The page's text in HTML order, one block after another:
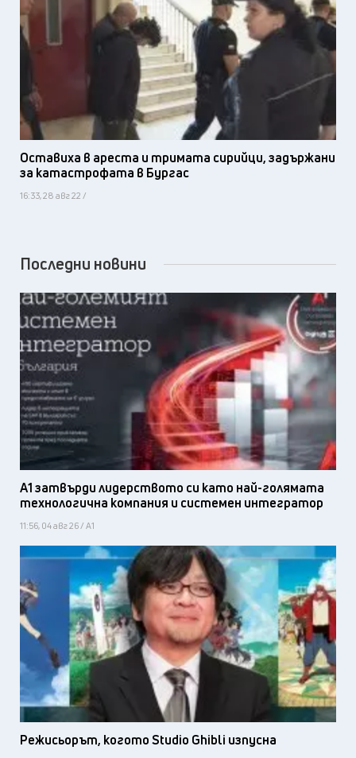
Оставиха в ареста и тримата сирийци, задържани
за катастрофата в Бургас
16:33, 28 авг 22 /
Последни новини
А1 затвърди лидерството си като най-голямата
технологична компания и системен интегратор
11:56, 04 авг 26 / А1
Режисьорът, когото Studio Ghibli изпусна